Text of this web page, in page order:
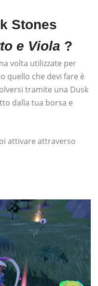
Stones
e Viola ?
volta utilizzate per
quello che devi fare è
tramite una Dusk
dalla tua borsa e
attivare attraverso